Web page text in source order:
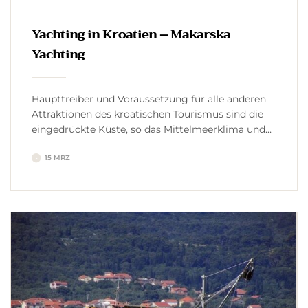
Yachting in Kroatien – Makarska
Yachting
Haupttreiber und Voraussetzung für alle anderen
Attraktionen des kroatischen Tourismus sind die
eingedrückte Küste, so das Mittelmeerklima und
Inseln ist 1.777 Kilometer lang und einschließlich
Inseln an der kroatischen Adriaküste, von denen 67
15 MRZ